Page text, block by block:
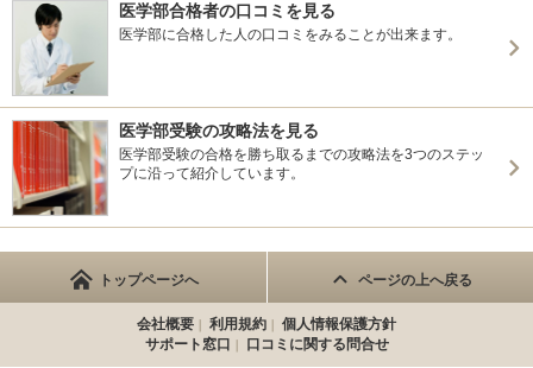
医学部合格者の口コミを見る
医学部に合格した人の口コミをみることが出来ます。
医学部受験の攻略法を見る
医学部受験の合格を勝ち取るまでの攻略法を3つのステッ
プに沿って紹介しています。
トップページへ ページの上へ戻る
会社概要 利用規約
個人情報保護方針
サポート窓口
口コミに関する問合せ